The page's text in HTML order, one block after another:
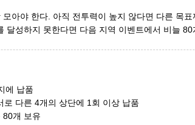
아야 한다. 아직 전투력이 높지 않다면 다른 목
달성하지 못한다면 다음 지역 이벤트에서 비늘
에 납품
다른 4개의 상단에 1회 이상 납품
80개 보유